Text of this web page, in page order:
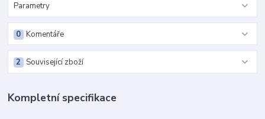
Parametry
Komentáře
0
Související zboží
2
Kompletní specifikace